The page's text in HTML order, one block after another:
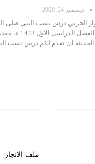
ديسمبر 24, 2020
الحربي درس نسب النبي صلى
الحديثة ان تقدم لكم درس نسب
ملف الانجاز